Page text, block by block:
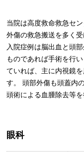
当院は高度救命救急セ
外傷の救急搬送を多く
入院症例は脳出血と頭
ものであれば手術を行
ていれば、主に内視鏡
す。 頭部外傷も頭蓋内
頭術による血腫除去等を
眼科